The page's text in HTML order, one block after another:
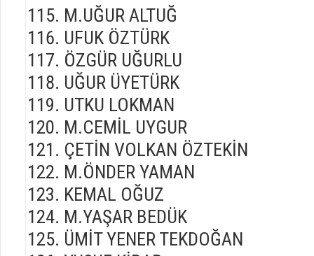
M.UĞUR ALTUĞ
UFUK ÖZTÜRK
ÖZGÜR UĞURLU
UĞUR ÜYETÜRK
UTKU LOKMAN
M.CEMİL UYGUR
ÇETİN VOLKAN ÖZTEKİN
M.ÖNDER YAMAN
KEMAL OĞUZ
M.YAŞAR BEDÜK
ÜMİT YENER TEKDOĞAN